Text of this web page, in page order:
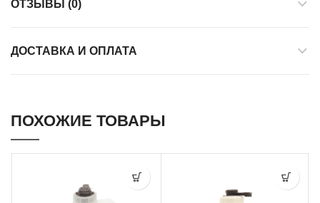
ОТЗЫВЫ (0)
ДОСТАВКА И ОПЛАТА
ПОХОЖИЕ ТОВАРЫ